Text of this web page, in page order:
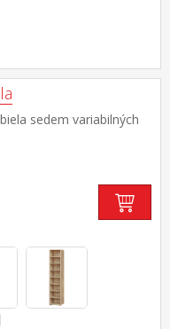
sedem variabilných